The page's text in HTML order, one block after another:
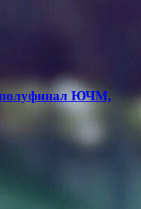
ЮЧМ,